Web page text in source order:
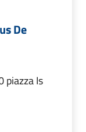
De
piazza Is